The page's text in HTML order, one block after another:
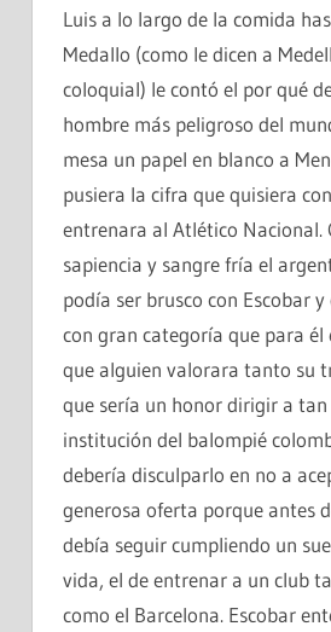
Luis a lo largo de la comida
Medallo (como le dicen a
coloquial) le contó el por qué
hombre más peligroso del
mesa un papel en blanco a
pusiera la cifra que quisiera
entrenara al Atlético Nacional.
sapiencia y sangre fría el
podía ser brusco con Escobar
con gran categoría que para él
que alguien valorara tanto su
que sería un honor dirigir a tan
institución del balompié
debería disculparlo en no a
generosa oferta porque antes
debía seguir cumpliendo un
vida, el de entrenar a un club
como el Barcelona. Escobar